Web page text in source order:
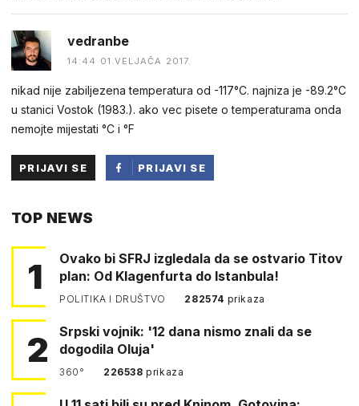
vedranbe
14:44 01.VELJAČA 2017.
nikad nije zabiljezena temperatura od -117°C. najniza je -89.2°C
u stanici Vostok (1983.). ako vec pisete o temperaturama onda
nemojte mijestati °C i °F
PRIJAVI SE
PRIJAVI SE
TOP NEWS
1
Ovako bi SFRJ izgledala da se ostvario Titov
plan: Od Klagenfurta do Istanbula!
POLITIKA I DRUŠTVO 282574 prikaza
2
Srpski vojnik: '12 dana nismo znali da se
dogodila Oluja'
360° 226538prikaza